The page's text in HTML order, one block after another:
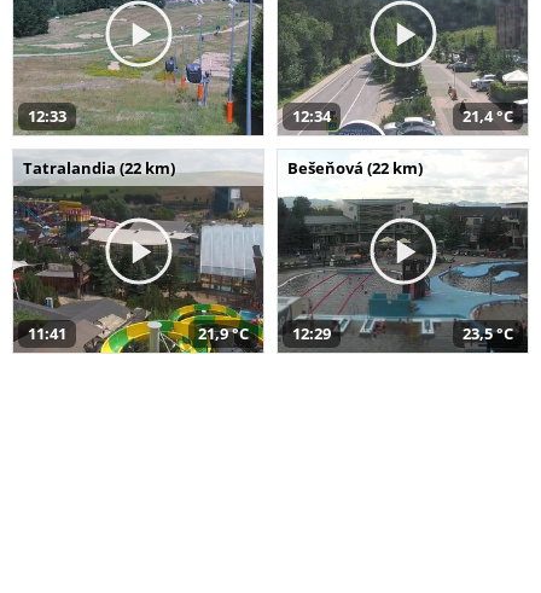
12:33 12:34 21,4 °C
Tatralandia (22 km)
11:41 21,9 °C
Bešeňová (22 km)
12:29 23,5 °C